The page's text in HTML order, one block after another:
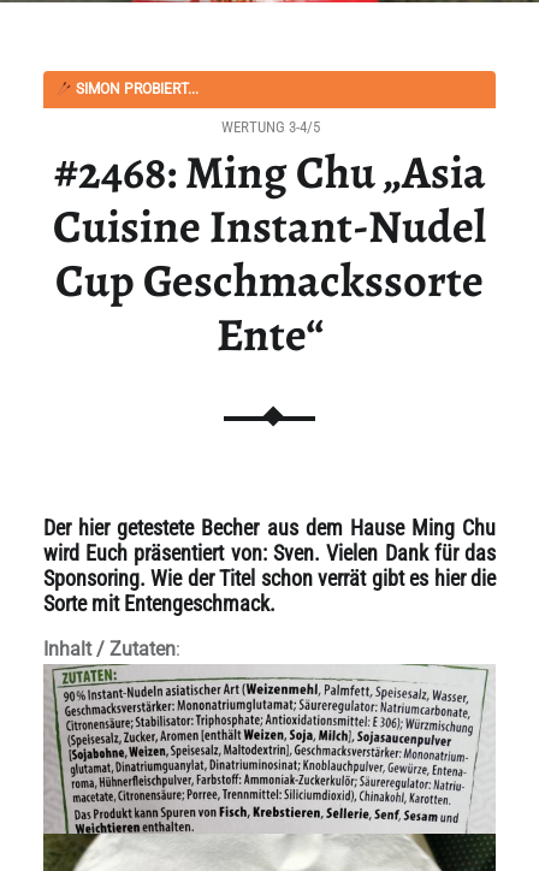
SIMON PROBIERT...
#2468: Ming Chu „Asia
Cuisine Instant-Nudel
Cup Geschmackssorte
Ente“
WERTUNG 3-4/5
Der hier getestete Becher aus dem Hause Ming Chu
wird Euch präsentiert von: Sven. Vielen Dank für das
Sponsoring. Wie der Titel schon verrät gibt es hier die
Sorte mit Entengeschmack.
Inhalt / Zutaten: